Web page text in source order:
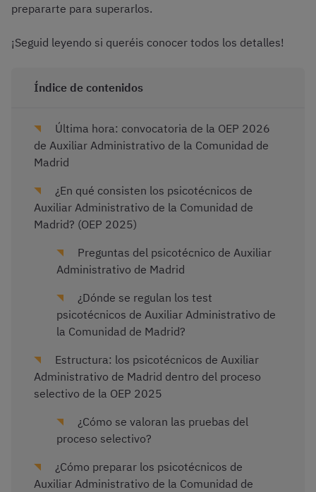
prepararte para superarlos.
¡Seguid leyendo si queréis conocer todos los detalles!
Índice de contenidos
Última hora: convocatoria de la OEP 2026
de Auxiliar Administrativo de la Comunidad de
Madrid
¿En qué consisten los psicotécnicos de
Auxiliar Administrativo de la Comunidad de
Madrid? (OEP 2025)
Preguntas del psicotécnico de Auxiliar
Administrativo de Madrid
¿Dónde se regulan los test
psicotécnicos de Auxiliar Administrativo de
la Comunidad de Madrid?
Estructura: los psicotécnicos de Auxiliar
Administrativo de Madrid dentro del proceso
selectivo de la OEP 2025
¿Cómo se valoran las pruebas del
proceso selectivo?
¿Cómo preparar los psicotécnicos de
Auxiliar Administrativo de la Comunidad de